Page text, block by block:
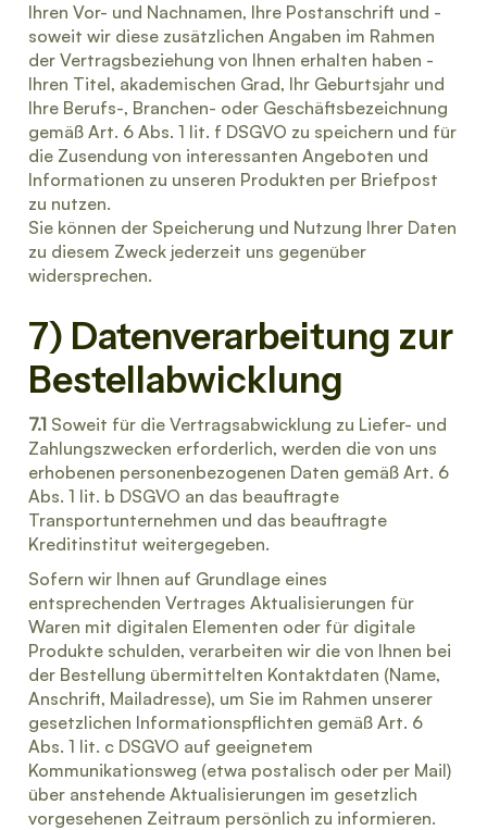
Ihren Vor- und Nachnamen, Ihre Postanschrift und -
soweit wir diese zusätzlichen Angaben im Rahmen
der Vertragsbeziehung von Ihnen erhalten haben -
Ihren Titel, akademischen Grad, Ihr Geburtsjahr und
Ihre Berufs-, Branchen- oder Geschäftsbezeichnung
gemäß Art. 6 Abs. 1 lit. f DSGVO zu speichern und für
die Zusendung von interessanten Angeboten und
Informationen zu unseren Produkten per Briefpost
zu nutzen.
Sie können der Speicherung und Nutzung Ihrer Daten
zu diesem Zweck jederzeit uns gegenüber
widersprechen.
7) Datenverarbeitung zur
Bestellabwicklung
7.1 Soweit für die Vertragsabwicklung zu Liefer- und
Zahlungszwecken erforderlich, werden die von uns
erhobenen personenbezogenen Daten gemäß Art. 6
Abs. 1 lit. b DSGVO an das beauftragte
Transportunternehmen und das beauftragte
Kreditinstitut weitergegeben.
Sofern wir Ihnen auf Grundlage eines
entsprechenden Vertrages Aktualisierungen für
Waren mit digitalen Elementen oder für digitale
Produkte schulden, verarbeiten wir die von Ihnen bei
der Bestellung übermittelten Kontaktdaten (Name,
Anschrift, Mailadresse), um Sie im Rahmen unserer
gesetzlichen Informationspflichten gemäß Art. 6
Abs. 1 lit. c DSGVO auf geeignetem
Kommunikationsweg (etwa postalisch oder per Mail)
über anstehende Aktualisierungen im gesetzlich
vorgesehenen Zeitraum persönlich zu informieren.